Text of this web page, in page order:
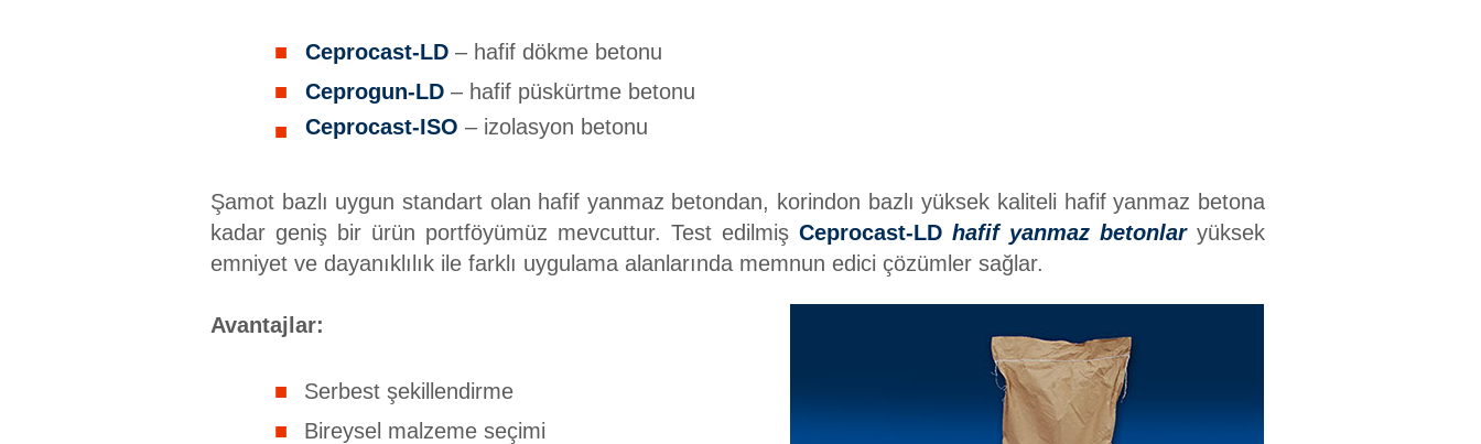
Ceprocast-LD – hafif dökme betonu
Ceprogun-LD – hafif püskürtme betonu
Ceprocast-ISO – izolasyon betonu
Şamot bazlı uygun standart olan hafif yanmaz betondan, korindon bazlı yüksek kaliteli hafif yanmaz betona
kadar geniş bir ürün portföyümüz mevcuttur. Test edilmiş Ceprocast-LD hafif yanmaz betonlaryüksek
emniyet ve dayanıklılık ile farklı uygulama alanlarında memnun edici çözümler sağlar.
Avantajlar:
Serbest şekillendirme
Bireysel malzeme seçimi